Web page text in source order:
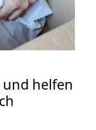
helfen